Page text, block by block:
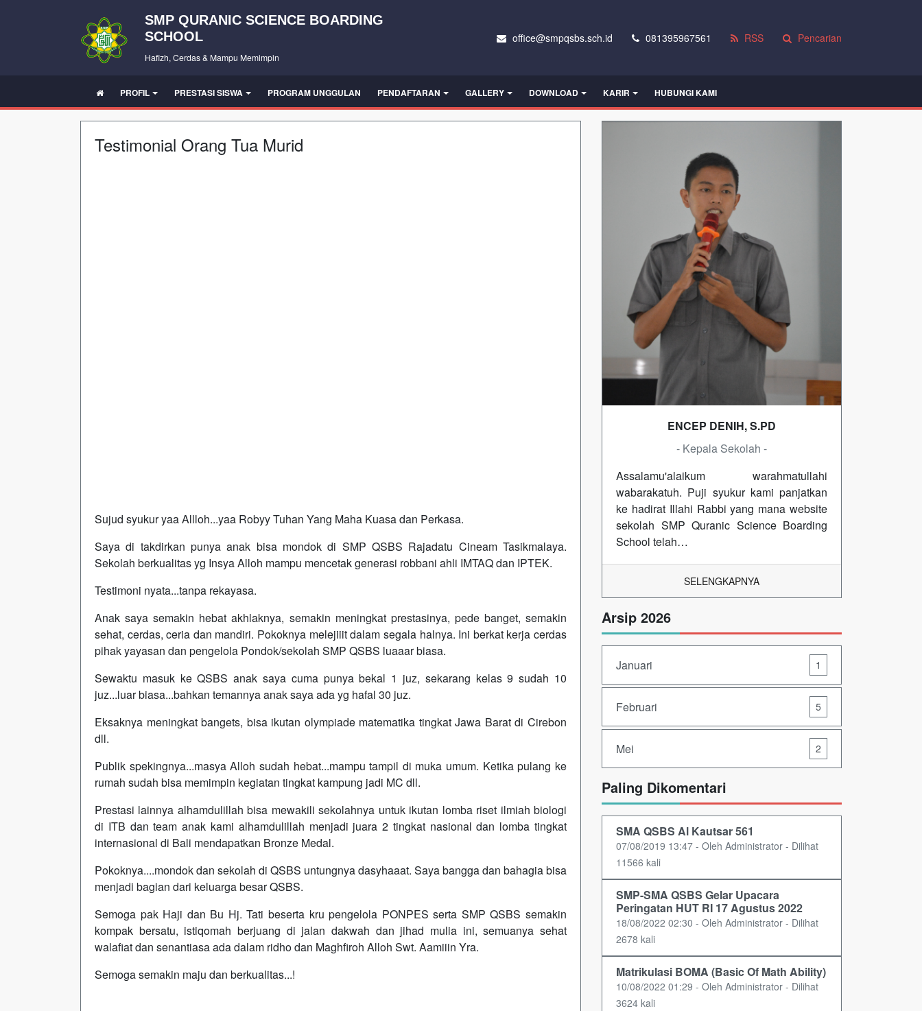
SMP QURANIC SCIENCE BOARDING
SCHOOL
Hafizh, Cerdas & Mampu Memimpin
office@smpqsbs.sch.id 081395967561 RSS Pencarian
PROFIL PRESTASI SISWA PROGRAM UNGGULAN PENDAFTARAN GALLERY DOWNLOAD KARIR HUBUNGI KAMI
Testimonial Orang Tua Murid
Sujud syukur yaa Allloh...yaa Robyy Tuhan Yang Maha Kuasa dan Perkasa.
Saya di takdirkan punya anak bisa mondok di SMP QSBS Rajadatu Cineam Tasikmalaya.
Sekolah berkualitas yg Insya Alloh mampu mencetak generasi robbani ahli IMTAQ dan IPTEK.
Testimoni nyata...tanpa rekayasa.
Anak saya semakin hebat akhlaknya, semakin meningkat prestasinya, pede banget, semakin
sehat, cerdas, ceria dan mandiri. Pokoknya melejiiit dalam segala halnya. Ini berkat kerja cerdas
pihak yayasan dan pengelola Pondok/sekolah SMP QSBS luaaar biasa.
Sewaktu masuk ke QSBS anak saya cuma punya bekal 1 juz, sekarang kelas 9 sudah 10
juz...luar biasa...bahkan temannya anak saya ada yg hafal 30 juz.
Eksaknya meningkat bangets, bisa ikutan olympiade matematika tingkat Jawa Barat di Cirebon
dll.
Publik spekingnya...masya Alloh sudah hebat...mampu tampil di muka umum. Ketika pulang ke
rumah sudah bisa memimpin kegiatan tingkat kampung jadi MC dll.
Prestasi lainnya alhamdulillah bisa mewakili sekolahnya untuk ikutan lomba riset ilmiah biologi
di ITB dan team anak kami alhamdulillah menjadi juara 2 tingkat nasional dan lomba tingkat
internasional di Bali mendapatkan Bronze Medal.
Pokoknya....mondok dan sekolah di QSBS untungnya dasyhaaat. Saya bangga dan bahagia bisa
menjadi bagian dari keluarga besar QSBS.
Semoga pak Haji dan Bu Hj. Tati beserta kru pengelola PONPES serta SMP QSBS semakin
kompak bersatu, istiqomah berjuang di jalan dakwah dan jihad mulia ini, semuanya sehat
walafiat dan senantiasa ada dalam ridho dan Maghfiroh Alloh Swt. Aamiiin Yra.
Semoga semakin maju dan berkualitas...!
ENCEP DENIH, S.PD
- Kepala Sekolah -
Assalamu'alaikum warahmatullahi
wabarakatuh. Puji syukur kami panjatkan
ke hadirat Illahi Rabbi yang mana website
sekolah SMP Quranic Science Boarding
School telah…
SELENGKAPNYA
Arsip 2026
Januari 1
Februari 5
Mei 2
Paling Dikomentari
SMA QSBS Al Kautsar 561
07/08/2019 13:47 - Oleh Administrator - Dilihat
11566 kali
SMP-SMA QSBS Gelar Upacara
Peringatan HUT RI 17 Agustus 2022
18/08/2022 02:30 - Oleh Administrator - Dilihat
2678 kali
Matrikulasi BOMA (Basic Of Math Ability)
10/08/2022 01:29 - Oleh Administrator - Dilihat
3624 kali